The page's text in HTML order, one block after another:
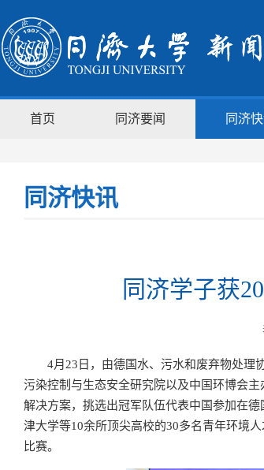
首页 同济要闻 同济
同济快讯
同济学子获
4月23日，由德国水、污水和废弃物处理
污染控制与生态安全研究院以及中国环博会
解决方案，挑选出冠军队伍代表中国参加在
津大学等10余所顶尖高校的30多名青年环境
比赛。